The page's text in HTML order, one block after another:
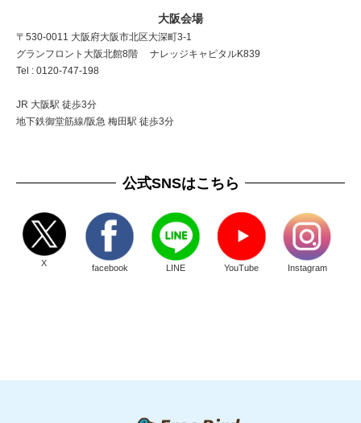
大阪会場
〒530-0011 大阪府大阪市北区大深町3-1
グランフロント大阪北館8階 ナレッジキャピタルK839
Tel : 0120-747-198
JR 大阪駅 徒歩3分
地下鉄御堂筋線/阪急 梅田駅 徒歩3分
公式SNSはこちら
X facebook LINE YouTube Instagram